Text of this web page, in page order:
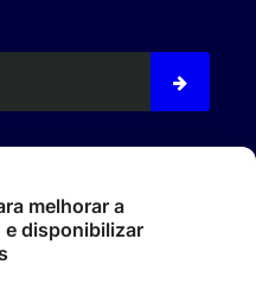
000 - Pedra Preta/MT
melhorar a
e disponibilizar